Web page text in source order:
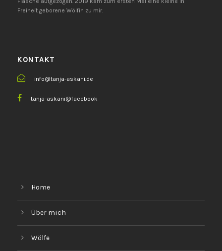
Freiheit geborene Wölfin zu mir.
KONTAKT
info@tanja-askani.de
tanja-askani@facebook
Home
Über mich
Wölfe